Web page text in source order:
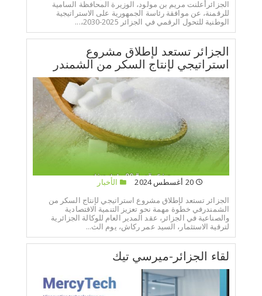
الجزائرأعلنت مريم بن مولود، الوزيرة المحافظة السامية
للرقمنة، عن موافقة رئاسة الجمهورية على الاستراتيجية
الوطنية للتحول الرقمي في الجزائر 2025-2030،...
الجزائر تستعد لإطلاق مشروع
استراتيجي لإنتاج السكر من الشمندر
20 أغسطس 2024
الأخبار
الجزائر تستعد لإطلاق مشروع استراتيجي لإنتاج السكر من
الشمندرفي خطوة مهمة نحو تعزيز التنمية الاقتصادية
والصناعية في الجزائر، عقد المدير العام للوكالة الجزائرية
لترقية الاستثمار، السيد عمر ركاش، يوم الث...
لقاء الجزائر-ميرسي تيك